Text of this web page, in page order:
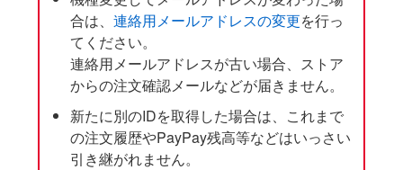
合は、連絡用メールアドレスの変更を行っ
てください。
連絡用メールアドレスが古い場合、ストア
からの注文確認メールなどが届きません。
新たに別のIDを取得した場合は、これまで
の注文履歴やPayPay残高等などはいっさい
引き継がれません。